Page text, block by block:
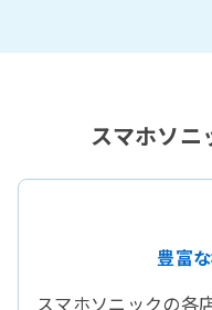
スマホソニ
豊富
スマホソニックの各